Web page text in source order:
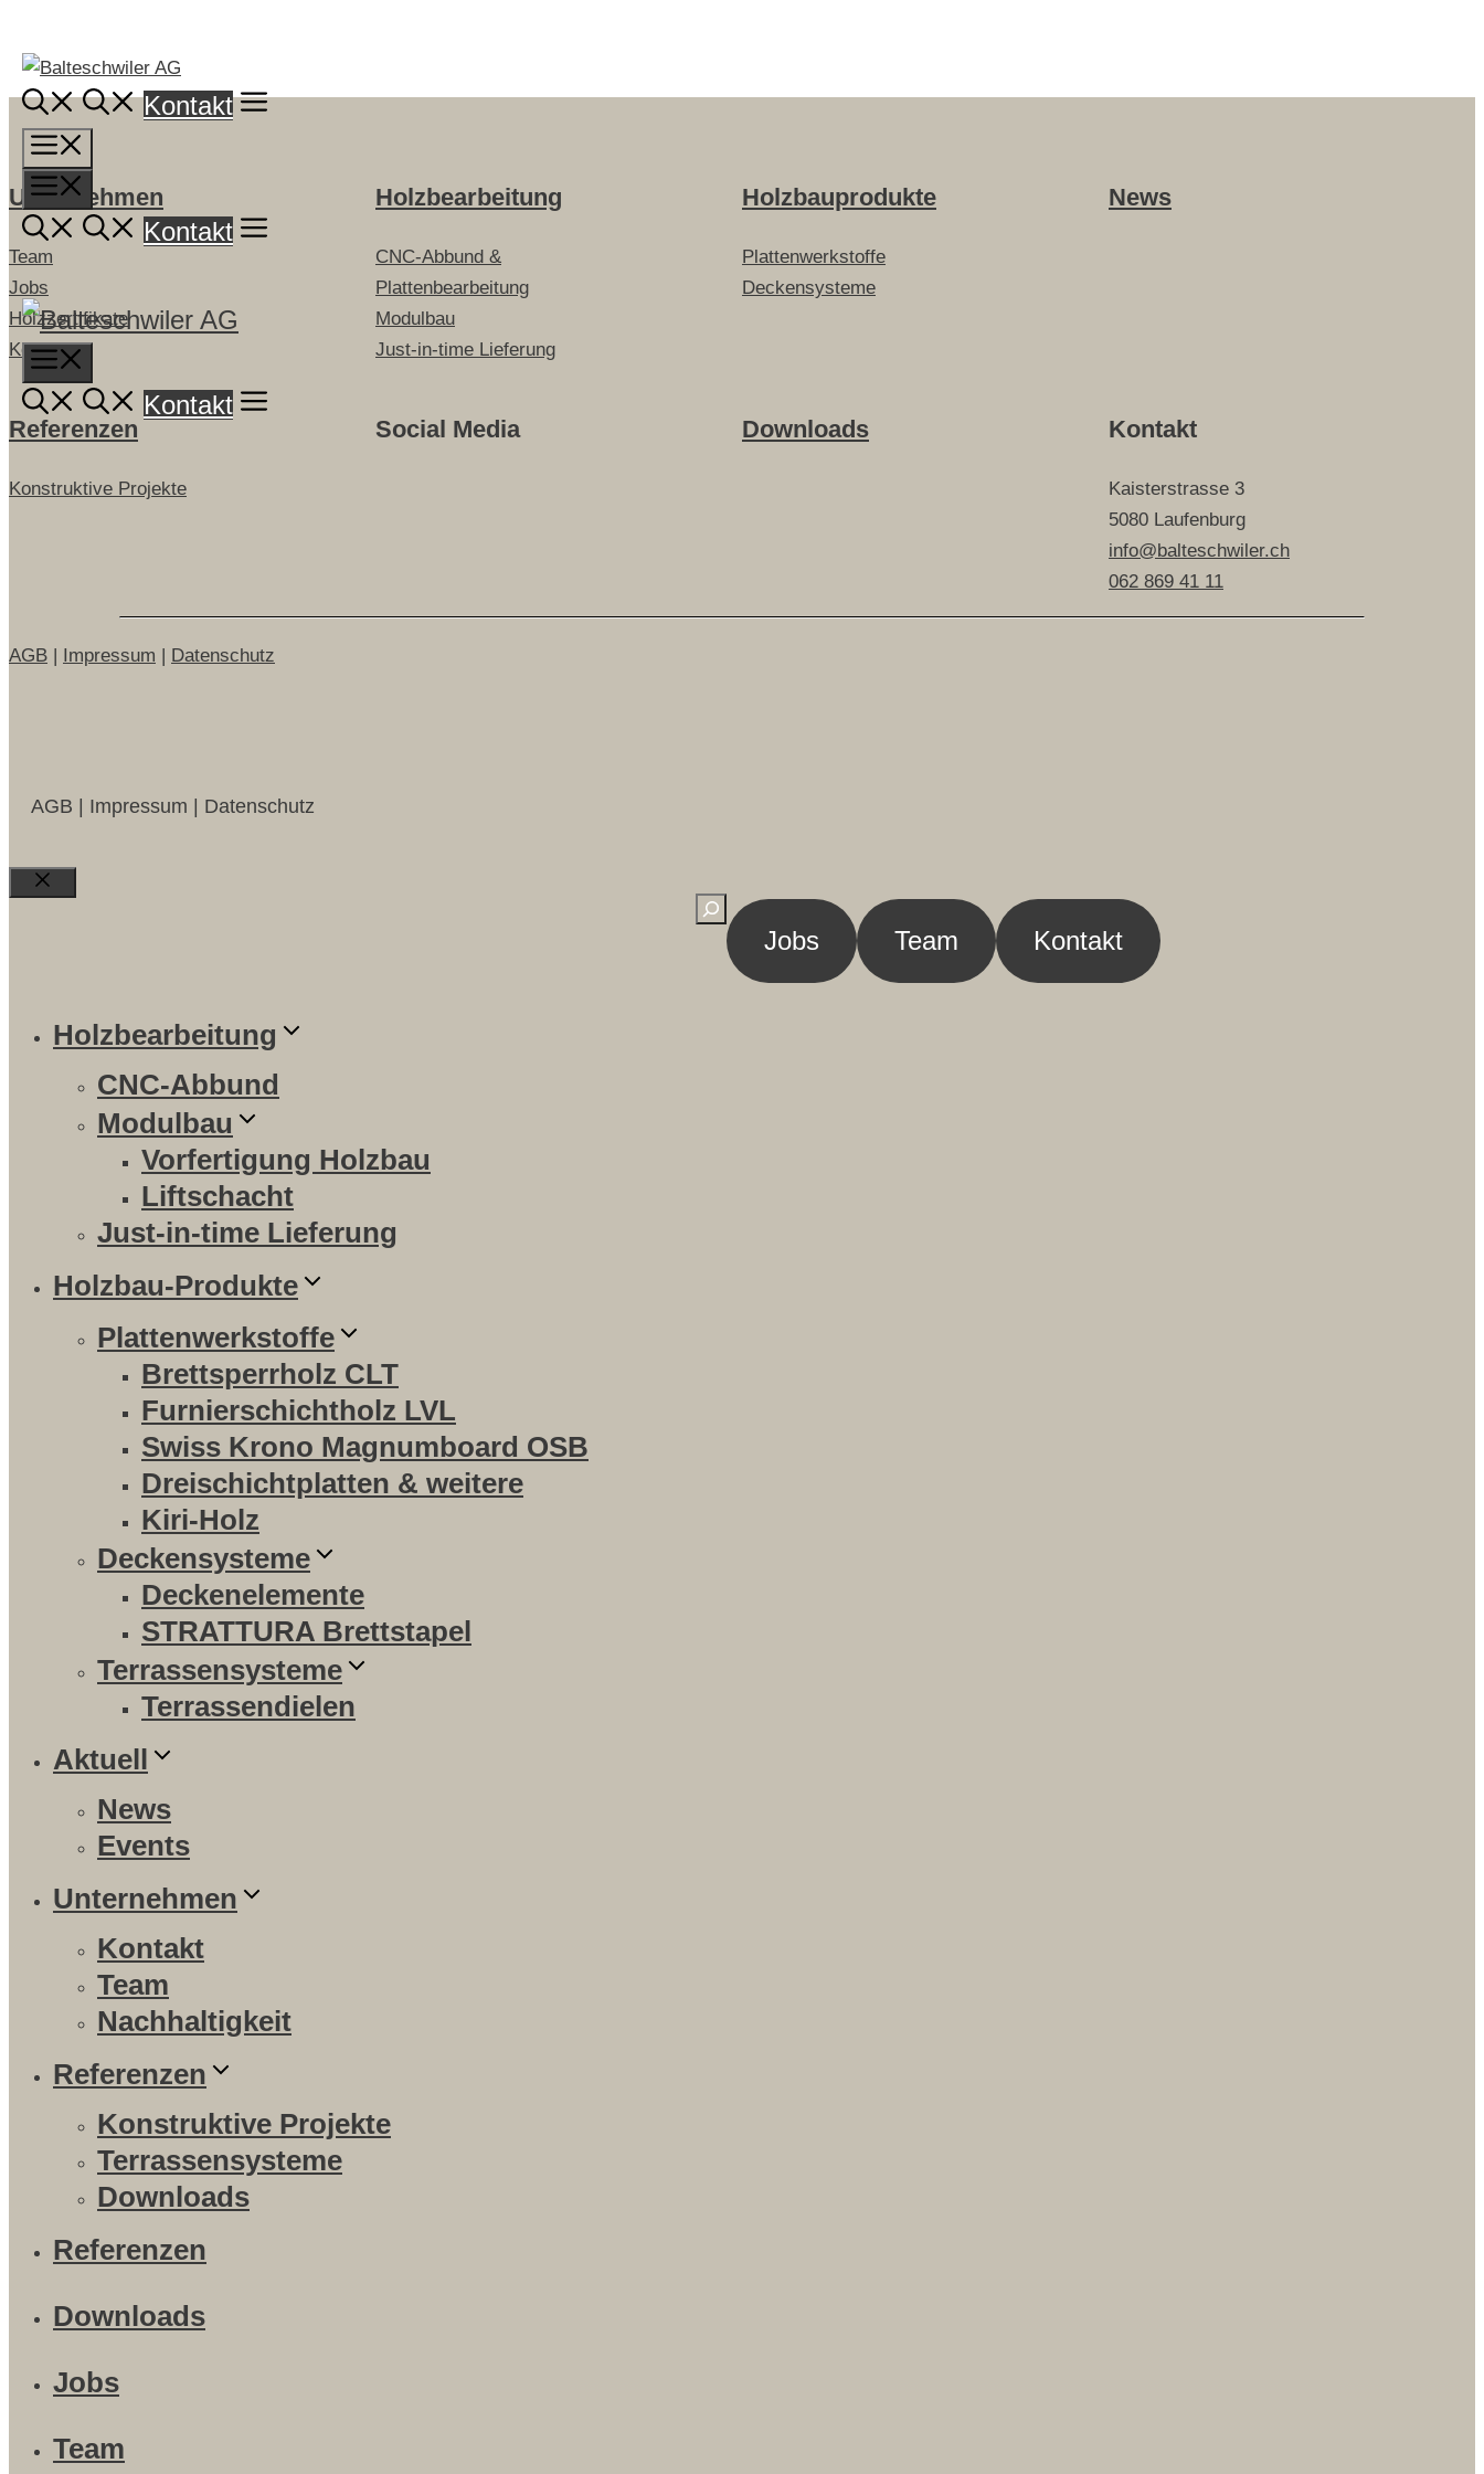
zum
Inhalt
Kontakt
Menü
Kontakt
Kontakt
Unternehmen
Team
Jobs
Holzzertifikate
Kontakt
Holzbearbeitung
CNC-Abbund &
Plattenbearbeitung
Modulbau
Just-in-time Lieferung
Holzbauprodukte
Plattenwerkstoffe
Deckensysteme
News
Referenzen
Konstruktive Projekte
Social Media Downloads Kontakt
Kaisterstrasse 3
5080 Laufenburg
info@balteschwiler.ch
062 869 41 11
AGB | Impressum | Datenschutz
AGB | Impressum | Datenschutz
Close Suchen
Jobs Team Kontakt
Holzbearbeitung
CNC-Abbund
Modulbau
Vorfertigung Holzbau
Liftschacht
Just-in-time Lieferung
Holzbau-Produkte
Plattenwerkstoffe
Brettsperrholz CLT
Furnierschichtholz LVL
Swiss Krono Magnumboard OSB
Dreischichtplatten & weitere
Kiri-Holz
Deckensysteme
Deckenelemente
STRATTURA Brettstapel
Terrassensysteme
Terrassendielen
Aktuell
News
Events
Unternehmen
Kontakt
Team
Nachhaltigkeit
Referenzen
Konstruktive Projekte
Terrassensysteme
Downloads
Referenzen
Downloads
Jobs
Team